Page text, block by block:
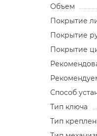
Объем
Покрытие
Покрытие
Покрытие
Способ
Тип ключа
Тип